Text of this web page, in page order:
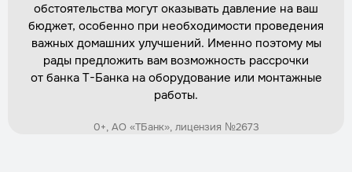
обстоятельства могут оказывать давление на ваш
бюджет, особенно при необходимости проведения
важных домашних улучшений. Именно поэтому мы
рады предложить вам возможность рассрочки
от банка Т-Банка на оборудование или монтажные
работы.
0+, АО «ТБанк», лицензия №2673